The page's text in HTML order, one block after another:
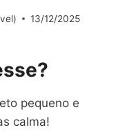
13/12/2025
pequeno e
calma!